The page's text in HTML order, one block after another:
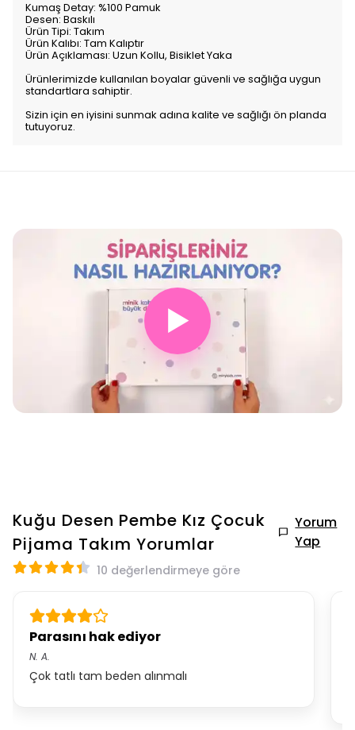
Kumaş Detay: %100 Pamuk
Desen: Baskılı
Ürün Tipi: Takım
Ürün Kalıbı: Tam Kalıptır
Ürün Açıklaması: Uzun Kollu, Bisiklet Yaka
Ürünlerimizde kullanılan boyalar güvenli ve sağlığa uygun
standartlara sahiptir.
Sizin için en iyisini sunmak adına kalite ve sağlığı ön planda
tutuyoruz.
▶
Kuğu Desen Pembe Kız Çocuk
Pijama Takım Yorumlar
Yorum
Yap
10 değerlendirmeye göre
Parasını hak ediyor
N. A.
Çok tatlı tam beden alınmalı